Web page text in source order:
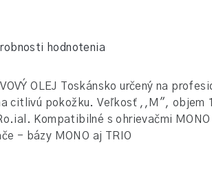
hodnotenia
OLEJ Toskánsko určený na
citlivú pokožku. Veľkosť ,,M", objem
Kompatibilné sohrievačmi MONO
- bázy MONO aj TRIO